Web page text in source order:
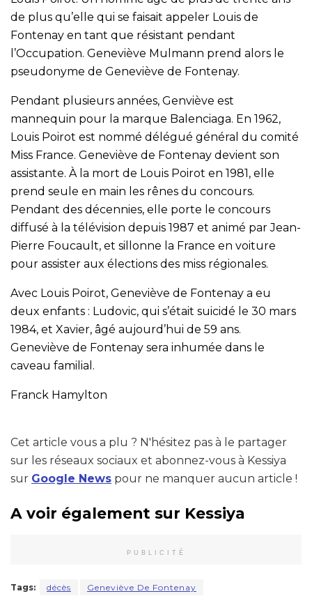
de plus qu’elle qui se faisait appeler Louis de
Fontenay en tant que résistant pendant
l’Occupation. Geneviève Mulmann prend alors le
pseudonyme de Geneviève de Fontenay.
Pendant plusieurs années, Genviève est
mannequin pour la marque Balenciaga. En 1962,
Louis Poirot est nommé délégué général du comité
Miss France. Geneviève de Fontenay devient son
assistante. À la mort de Louis Poirot en 1981, elle
prend seule en main les rênes du concours.
Pendant des décennies, elle porte le concours
diffusé à la télévision depuis 1987 et animé par Jean-
Pierre Foucault, et sillonne la France en voiture
pour assister aux élections des miss régionales.
Avec Louis Poirot, Geneviève de Fontenay a eu
deux enfants : Ludovic, qui s’était suicidé le 30 mars
1984, et Xavier, âgé aujourd’hui de 59 ans.
Geneviève de Fontenay sera inhumée dans le
caveau familial.
Franck Hamylton
Cet article vous a plu ? N'hésitez pas à le partager
sur les réseaux sociaux et abonnez-vous à Kessiya
sur Google News pour ne manquer aucun article !
A voir également sur Kessiya
PUBLICITÉ
Tags: décès Geneviève De Fontenay